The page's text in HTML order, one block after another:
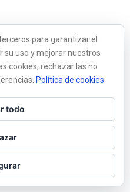
para garantizar el
su uso y mejorar nuestros
cookies, rechazar las no
Política de cookies
todo